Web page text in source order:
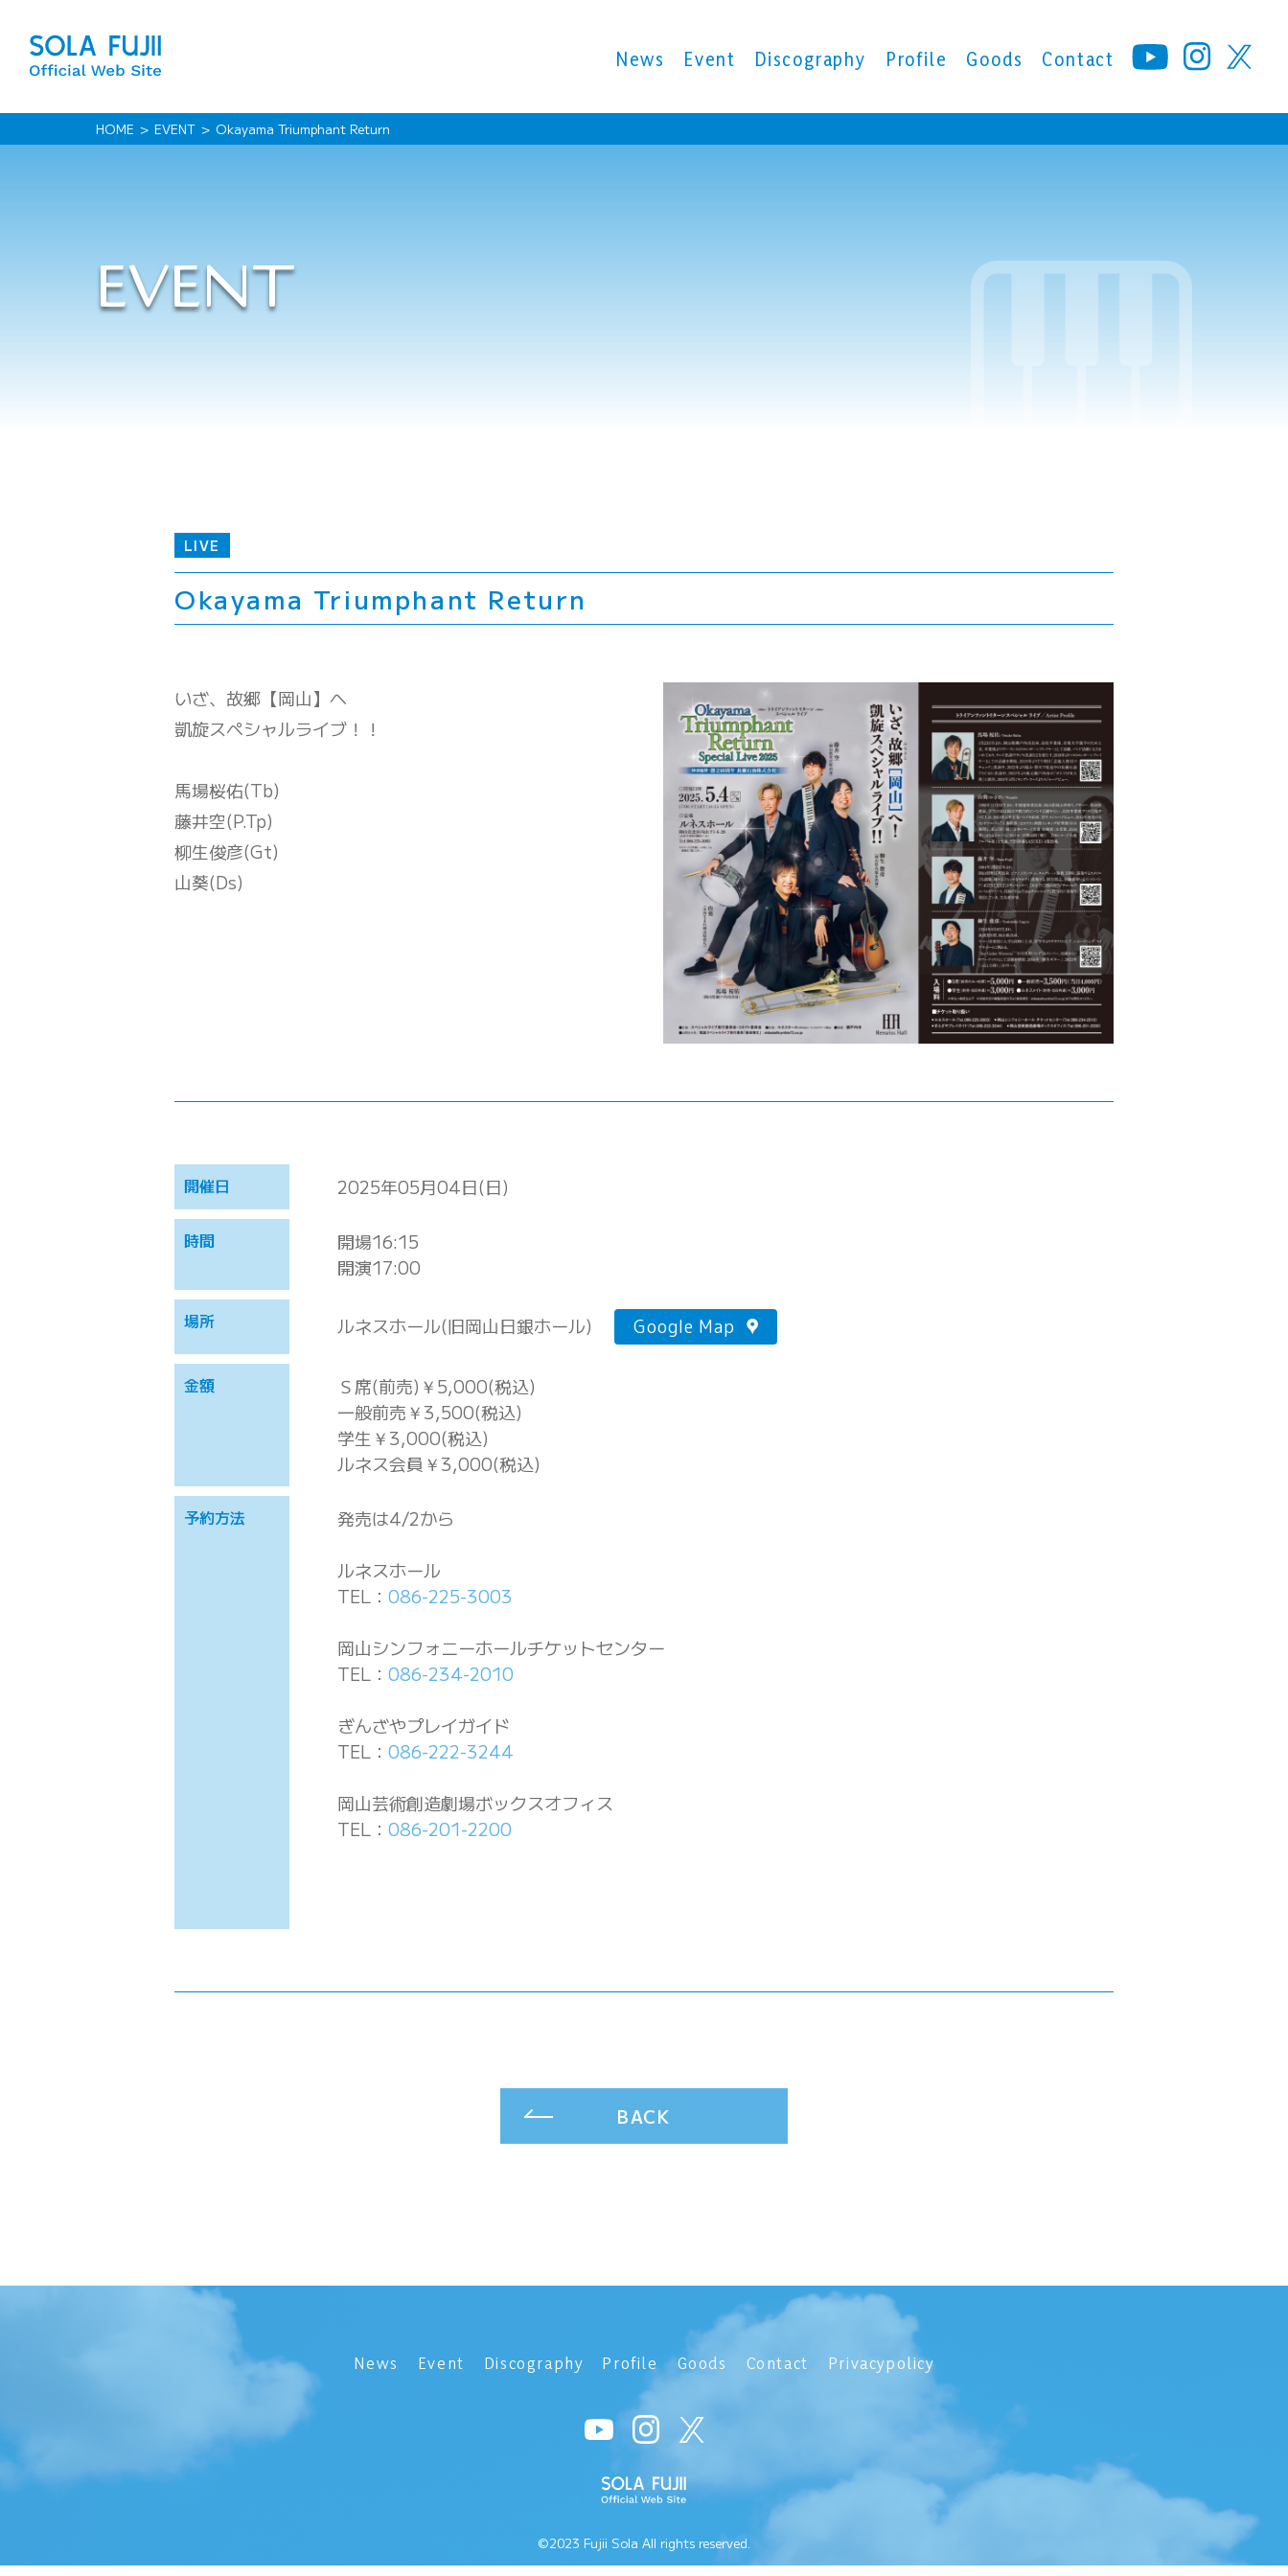
News Event Discography Profile Goods Contact
HOME EVENT Okayama Triumphant Return
EVENT
LIVE
Okayama Triumphant Return
いざ、故郷【岡山】へ
凱旋スペシャルライブ！！
馬場桜佑(Tb)
藤井空(P.Tp)
柳生俊彦(Gt)
山葵(Ds)
開催日 2025年05月04日(日)
時間
開場16:15
開演17:00
場所 ルネスホール(旧岡山日銀ホール) Google Map
金額
Ｓ席(前売)￥5,000(税込)
一般前売￥3,500(税込)
学生￥3,000(税込)
ルネス会員￥3,000(税込)
予約方法 発売は4/2から
ルネスホール
TEL： 086-225-3003
岡山シンフォニーホールチケットセンター
TEL： 086-234-2010
ぎんざやプレイガイド
TEL： 086-222-3244
岡山芸術創造劇場ボックスオフィス
TEL： 086-201-2200
BACK
News Event Discography Profile Goods Contact Privacypolicy
©2023 Fujii Sola All rights reserved.